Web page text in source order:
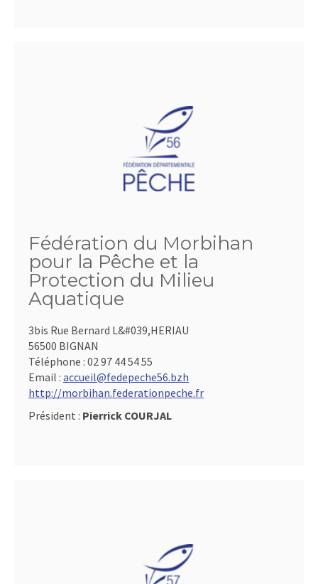
Fédération du Morbihan
pour la Pêche et la
Protection du Milieu
Aquatique
3bis Rue Bernard L&#039,HERIAU
56500 BIGNAN
Téléphone : 02 97 44 54 55
Email : accueil@fedepeche56.bzh
http://morbihan.federationpeche.fr
Président : Pierrick COURJAL